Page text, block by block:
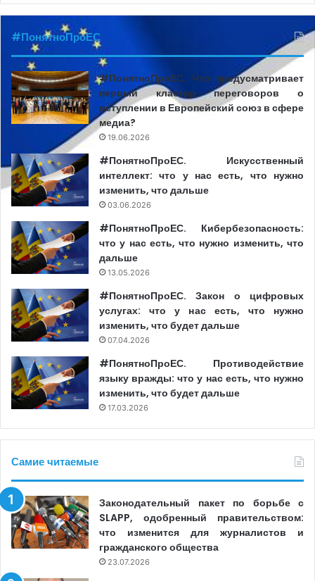
alexei vizdan ion tarna Jurnal TV
#ПонятноПроЕС
#ПонятноПроЕС. Что предусматривает
первый кластер переговоров о
вступлении в Европейский союз в сфере
медиа?
19.06.2026
#ПонятноПроЕС. Искусственный
интеллект: что у нас есть, что нужно
изменить, что дальше
03.06.2026
#ПонятноПроЕС. Кибербезопасность:
что у нас есть, что нужно изменить, что
дальше
13.05.2026
#ПонятноПроЕС. Закон о цифровых
услугах: что у нас есть, что нужно
изменить, что будет дальше
07.04.2026
#ПонятноПроЕС. Противодействие
языку вражды: что у нас есть, что нужно
изменить, что будет дальше
17.03.2026
Самие читаемые
Законодательный пакет по борьбе с
SLAPP, одобренный правительством:
что изменится для журналистов и
гражданского общества
23.07.2026